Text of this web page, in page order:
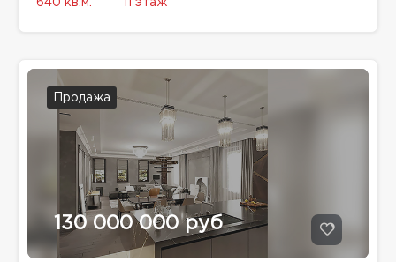
640 кв.м. 11 этаж
Продажа
130 000 000 руб